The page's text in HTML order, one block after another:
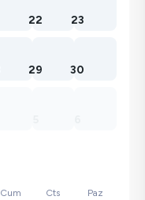
22 23
29 30
Cum Cts Paz